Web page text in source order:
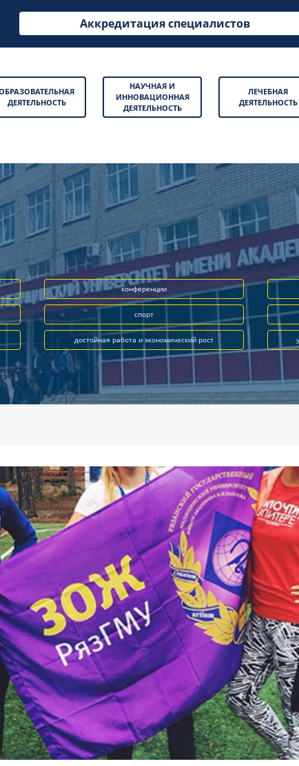
Аккредитация специалистов
ДЕЯТЕЛЬНОСТЬ
НАУЧНАЯ И
ИННОВАЦИОННАЯ
ДЕЯТЕЛЬНОСТЬ
ЛЕЧЕБНАЯ
ДЕЯТЕЛЬНОСТЬ
конференции
спорт
достойная работа и экономический рост